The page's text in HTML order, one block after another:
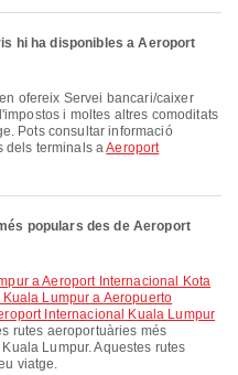
hi ha disponibles a Aeroport
i moltes altres comoditats
Pots consultar informació
dels terminals aAeroport
populars des de Aeroport
Lumpur a Aeropuerto
Internacional Kuala Lumpur
rutes aeroportuàries més
Lumpur. Aquestes rutes
viatge.